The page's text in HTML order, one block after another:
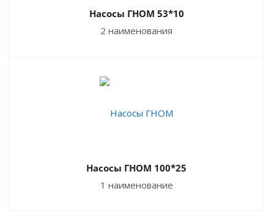
Насосы ГНОМ 53*10
2 наименования
Насосы ГНОМ 100*25
1 наименование